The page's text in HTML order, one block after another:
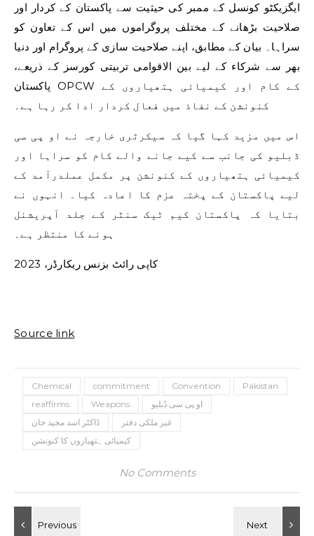
ایگزیکٹو کونسل کے ممبر کی حیثیت سے پاکستان کے کردار اور
صلاحیت بڑھانے کے مختلف پروگراموں میں اس کے تعاون کو
سراہا۔ بیان کے مطابق، اپنے صلاحیت سازی کے پروگرام اور دنیا
بھر سے شرکاء کے لیے بین الاقوامی تربیتی کورسز کے ذریعے،
پاکستان OPCW کے کام اور کیمیائی ہتھیاروں کے
کنونشن کے نفاذ میں فعال کردار ادا کر رہا ہے۔
اس میں مزید کہا گیا کہ سیکرٹری خارجہ نے او پی سی
ڈبلیو کی جانب سے کیے جانے والے کام کو سراہا اور
کیمیائی ہتھیاروں کے کنونشن پر مکمل عملدرآمد کے
لیے پاکستان کے پختہ عزم کا اعادہ کیا۔ انہوں نے
بتایا کہ پاکستان کیم ٹیک سنٹر کے جلد آپریشنل
ہونے کا منتظر ہے۔
کاپی رائٹ بزنس ریکارڈر، 2023
Source link
Chemical commitment Convention
Pakistan
reaffirms
Weapons
او پی سی ڈبلیو
ڈاکٹر اسد مجید خان
غیر ملکی دفتر
کیمیائی ہتھیاروں کا کنونشن
No Comments